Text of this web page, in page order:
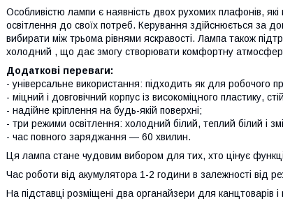
Особливістю лампи є наявність двох рухомих плафонів,
освітлення до своїх потреб. Керування здійснюється за
вибирати між трьома рівнями яскравості. Лампа також
холодний , що дає змогу створювати комфортну
Додаткові переваги:
- універсальне використання: підходить як для робочого
- міцний і довговічний корпус із високоміцного пластику,
- надійне кріплення на будь-якій поверхні;
- три режими освітлення: холодний білий, теплий білий і
- час повного заряджання — 60 хвилин.
Ця лампа стане чудовим вибором для тих, хто цінує
Час роботи від акумулятора 1-2 години в залежності від
На підставці розміщені два органайзери для канцтоварів